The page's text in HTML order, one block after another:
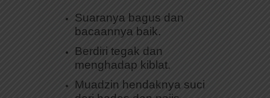
Suaranya bagus dan
bacaannya baik.
Berdiri tegak dan
menghadap kiblat.
Muadzin hendaknya suci